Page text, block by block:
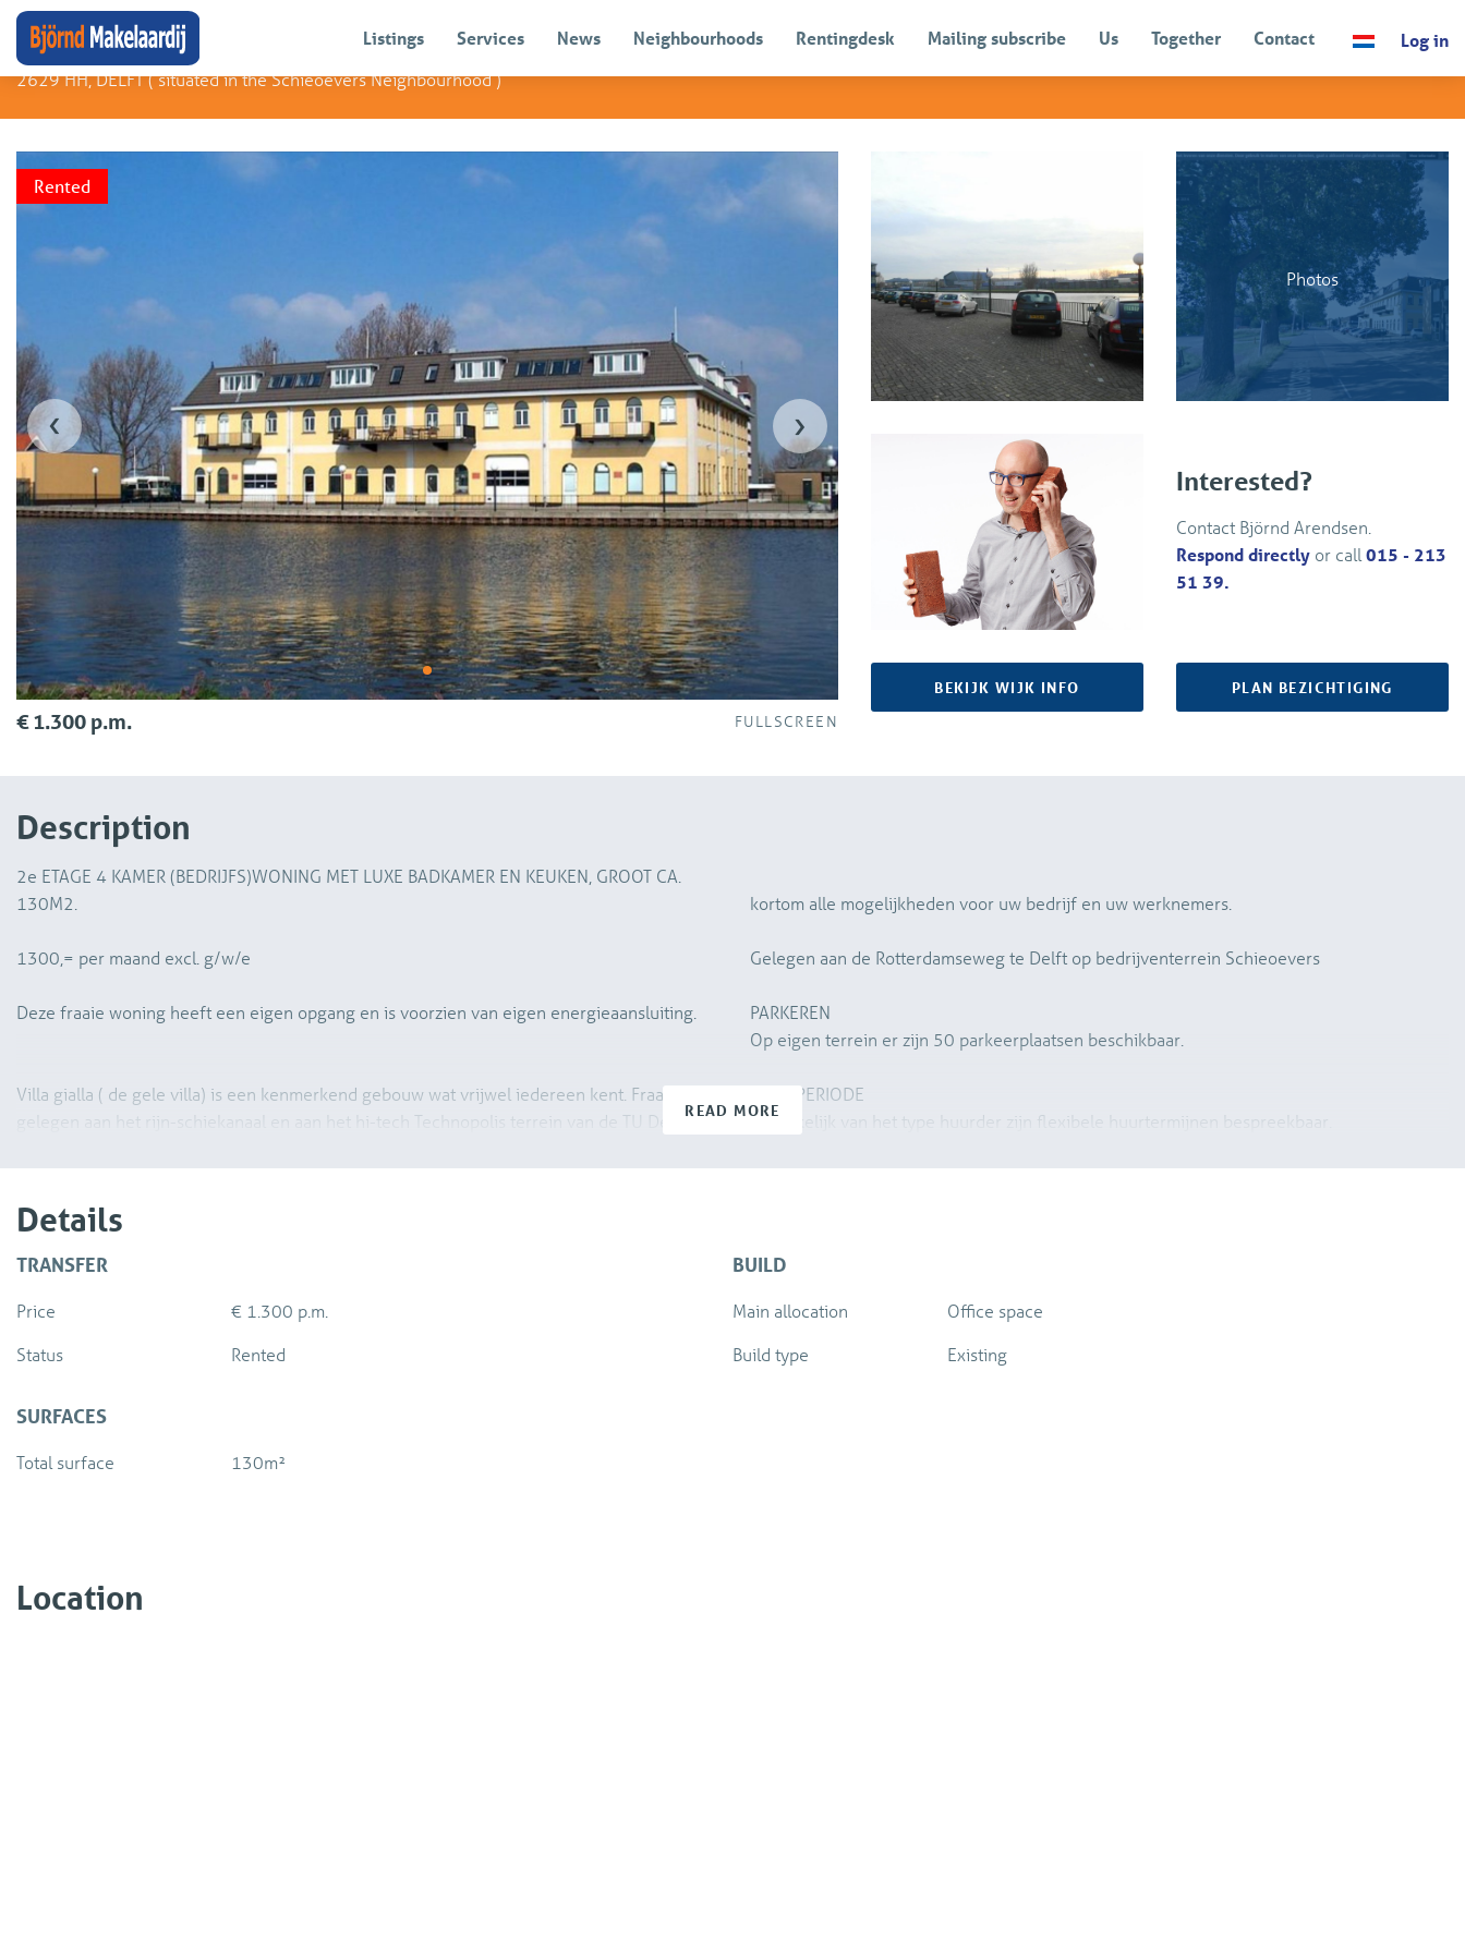
Listings Services News Neighbourhoods Rentingdesk Mailing subscribe Us Together Contact Log in
Björnd Arendsen
Rotterdamseweg 402 X
2629 HH, DELFT (situated in the Schieoevers Neighbourhood)
BACK
Rented
‹ ›
€ 1.300 p.m. FULLSCREEN
Photos
Interested?
Contact Björnd Arendsen.
Respond directly or call015 - 213
51 39.
BEKIJK WIJK INFO PLAN BEZICHTIGING
Description
2e ETAGE 4 KAMER (BEDRIJFS)WONING MET LUXE BADKAMER EN KEUKEN, GROOT CA.
130M2.
1300,= per maand excl. g/w/e
Deze fraaie woning heeft een eigen opgang en is voorzien van eigen energieaansluiting.
Villa gialla ( de gele villa) is een kenmerkend gebouw wat vrijwel iedereen kent. Fraai
gelegen aan het rijn-schiekanaal en aan het hi-tech Technopolis terrein van de TU Delft.
Op de begane grond totaal ca. 1200m2 bedrijfsruimte en op de etage fraaie
kantoorruimtes en ook appartementen.
kortom alle mogelijkheden voor uw bedrijf en uw werknemers.
Gelegen aan de Rotterdamseweg te Delft op bedrijventerrein Schieoevers
PARKEREN
Op eigen terrein er zijn 50 parkeerplaatsen beschikbaar.
HUURPERIODE
Afhankelijk van het type huurder zijn flexibele huurtermijnen bespreekbaar.
Minimale contract periode minimaal 1 jaar.
READ MORE
Details
TRANSFER
Price
€ 1.300 p.m.
Status
Rented
BUILD
Main allocation
Office space
Build type
Existing
SURFACES
Total surface 130m²
Location